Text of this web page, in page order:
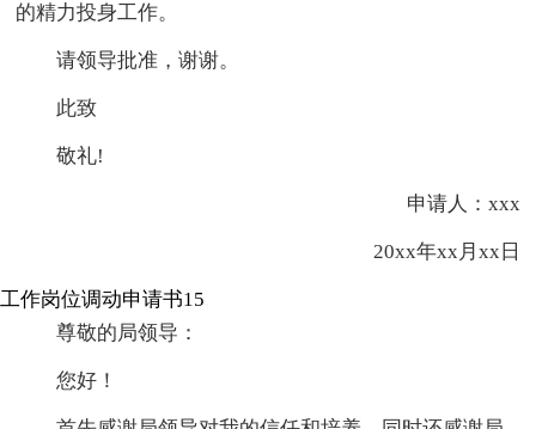
的精力投身工作。
请领导批准，谢谢。
此致
敬礼!
申请人：xxx
20xx年xx月xx日
工作岗位调动申请书15
尊敬的局领导：
您好！